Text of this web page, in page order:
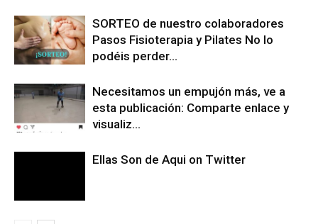
SORTEO de nuestro colaboradores
Pasos Fisioterapia y Pilates No lo
podéis perder…
Necesitamos un empujón más, ve a
esta publicación: Comparte enlace y
visualiz…
Ellas Son de Aqui on Twitter